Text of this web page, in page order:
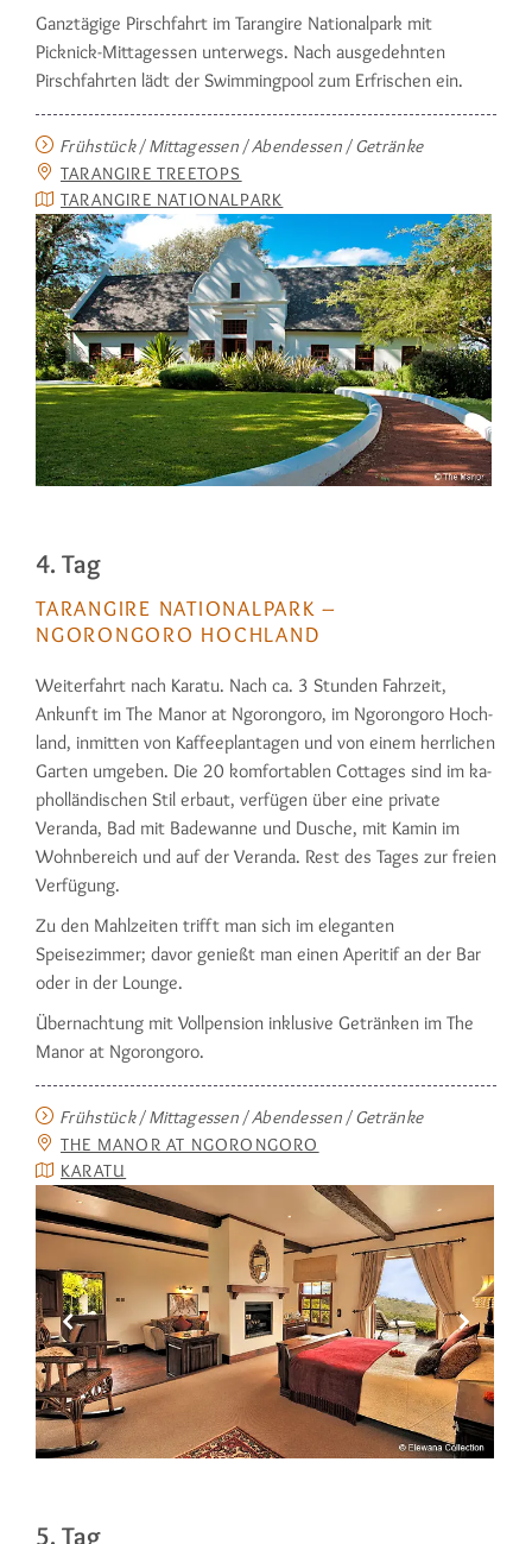
Ganztägige Pirschfahrt im Tarangire Nationalpark mit
Picknick-Mittagessen unterwegs. Nach ausge­dehnten
Pirsch­fahrten lädt der Swim­mingpool zum Erfrischen ein.
Frühstück / Mittagessen / Abendessen / Getränke
TARANGIRE TREETOPS
TARANGIRE NATIONALPARK
4. Tag
TARANGIRE NATIONALPARK –
NGORONGORO HOCHLAND
Weiterfahrt nach Karatu. Nach ca. 3 Stunden Fahrzeit,
Ankunft im The Manor at Ngoron­goro, im Ngorongoro Hoch­
land, inmitten von Kaffeeplantagen und von einem herrlichen
Garten umgeben. Die 20 komfortablen Cottages sind im ka­
pholländischen Stil erbaut, verfügen über eine private
Veranda, Bad mit Badewanne und Dusche, mit Ka­min im
Wohnbereich und auf der Ve­randa. Rest des Tages zur freien
Verfügung.
Zu den Mahlzeiten trifft man sich im eleganten
Speisezimmer; davor genießt man einen Aperitif an der Bar
oder in der Lounge.
Über­nachtung mit Vollpension inklusive Ge­tränken im The
Manor at Ngorongoro.
Frühstück / Mittagessen / Abendessen / Getränke
THE MANOR AT NGORONGORO
KARATU
5. Tag